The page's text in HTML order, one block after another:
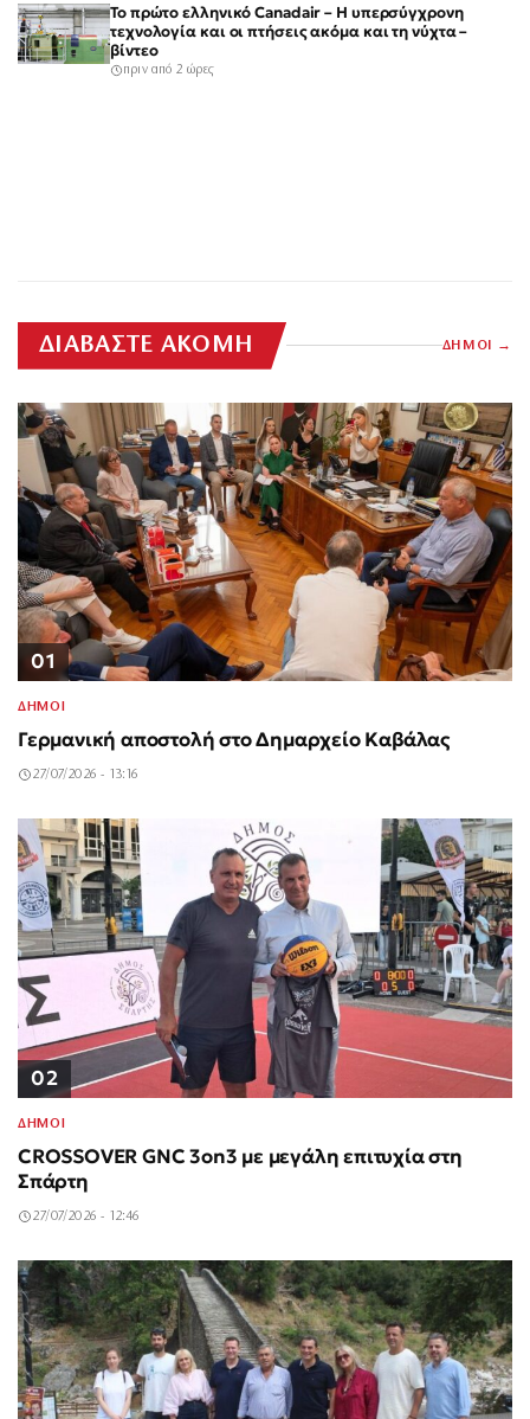
Το πρώτο ελληνικό Canadair – Η υπερσύγχρονη
τεχνολογία και οι πτήσεις ακόμα και τη νύχτα –
βίντεο
πριν από 2 ώρες
ΔΙΑΒΑΣΤΕ ΑΚΟΜΗ ΔΗΜΟΙ
01
ΔΗΜΟΙ
Γερμανική αποστολή στο Δημαρχείο Καβάλας
27/07/2026 - 13:16
02
ΔΗΜΟΙ
CROSSOVER GNC 3on3 με μεγάλη επιτυχία στη
Σπάρτη
27/07/2026 - 12:46